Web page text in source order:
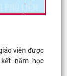
viên được
năm học